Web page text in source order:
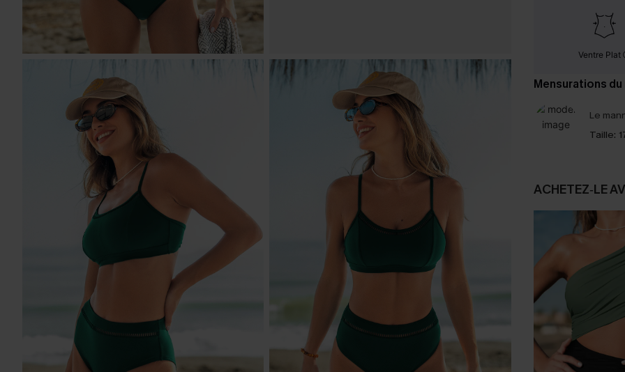
Ventre Plat
Mensurations du
Le
Taille:
ACHETEZ‑LE